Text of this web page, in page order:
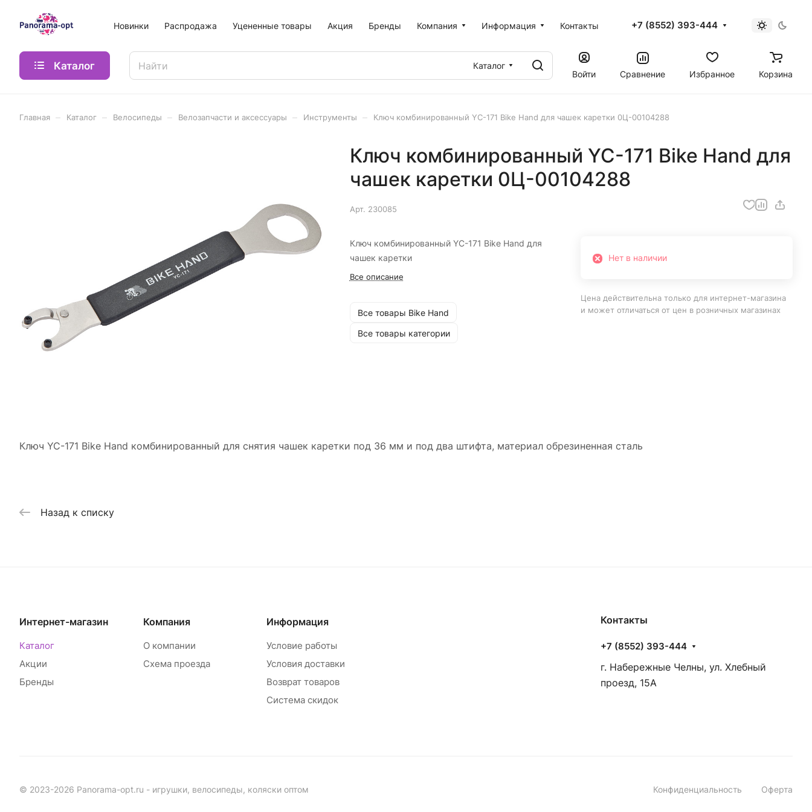
Новинки Распродажа Уцененные товары Акция Бренды Компания Информация Контакты +7 (8552) 393-444
Каталог
Каталог
Войти
Сравнение Избранное Корзина
Главная Каталог Велосипеды Велозапчасти и аксессуары Инструменты Ключ комбинированный YC-171 Bike Hand для чашек каретки 0Ц-00104288
Ключ комбинированный YC-171 Bike Hand для
чашек каретки 0Ц-00104288
Арт. 230085
Ключ комбинированный YC-171 Bike Hand для
чашек каретки
Все описание
Все товары Bike Hand
Все товары категории
Нет в наличии
Цена действительна только для интернет-магазина
и может отличаться от цен в розничных магазинах
Ключ YC-171 Bike Hand комбинированный для снятия чашек каретки под 36 мм и под два штифта, материал обрезиненная сталь
Назад к списку
Интернет-магазин
Каталог
Акции
Бренды
Компания
О компании
Схема проезда
Информация
Условие работы
Условия доставки
Возврат товаров
Система скидок
Контакты
+7 (8552) 393-444
г. Набережные Челны, ул. Хлебный
проезд, 15А
© 2023-2026 Panorama-opt.ru - игрушки, велосипеды, коляски оптом Конфиденциальность Оферта